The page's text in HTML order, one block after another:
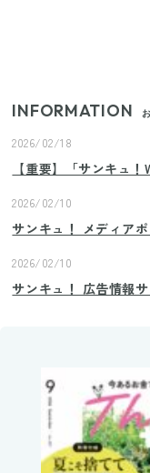
INFORMATION
2026/02/18
【重要】「サンキュ
2026/02/10
サンキュ！ メディア
2026/02/10
サンキュ！ 広告情報サ